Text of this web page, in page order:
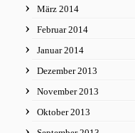
März 2014
Februar 2014
Januar 2014
Dezember 2013
November 2013
Oktober 2013